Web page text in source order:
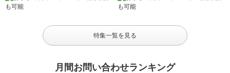
特集一覧を見る
月間お問い合わせランキング